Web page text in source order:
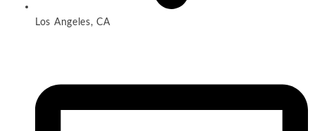
Los Angeles, CA